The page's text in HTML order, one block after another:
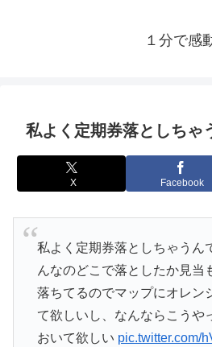
１分で感
私よく定期券落としちゃ
X Facebook
私よく定期券落としちゃうん
んなのどこで落としたか見当
落ちてるのでマップにオレン
て欲しいし、なんならこうや
おいて欲しい pic.twitter.com/